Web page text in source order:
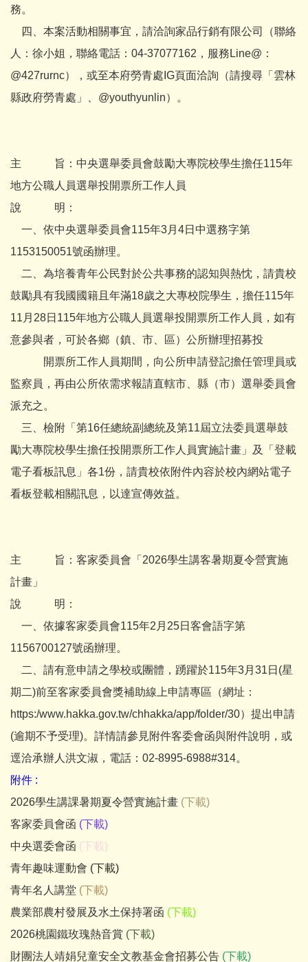
務。
四、本案活動相關事宜，請洽詢家品行銷有限公司（聯絡
人：徐小姐，聯絡電話：04-37077162，服務Line@：
@427rurnc），或至本府勞青處IG頁面洽詢（請搜尋「雲林
縣政府勞青處」、@youthyunlin）。
主 旨：中央選舉委員會鼓勵大專院校學生擔任115年
地方公職人員選舉投開票所工作人員
說 明：
一、依中央選舉委員會115年3月4日中選務字第
1153150051號函辦理。
二、為培養青年公民對於公共事務的認知與熱忱，請貴校
鼓勵具有我國國籍且年滿18歲之大專校院學生，擔任115年
11月28日115年地方公職人員選舉投開票所工作人員，如有
意參與者，可於各鄉（鎮、市、區）公所辦理招募投
開票所工作人員期間，向公所申請登記擔任管理員或
監察員，再由公所依需求報請直轄市、縣（市）選舉委員會
派充之。
三、檢附「第16任總統副總統及第11屆立法委員選舉鼓
勵大專院校學生擔任投開票所工作人員實施計畫」及「登載
電子看板訊息」各1份，請貴校依附件內容於校內網站電子
看板登載相關訊息，以達宣傳效益。
主 旨：客家委員會「2026學生講客暑期夏令營實施
計畫」
說 明：
一、依據客家委員會115年2月25日客會語字第
1156700127號函辦理。
二、請有意申請之學校或團體，踴躍於115年3月31日(星
期二)前至客家委員會獎補助線上申請專區（網址：
https:/www.hakka.gov.tw/chhakka/app/folder/30）提出申請
(逾期不予受理)。詳情請參見附件客委會函與附件說明，或
逕洽承辦人洪文淑，電話：02-8995-6988#314。
附件 :
2026學生講課暑期夏令營實施計畫 (下載)
客家委員會函 (下載)
中央選委會函 (下載)
青年趣味運動會 (下載)
青年名人講堂 (下載)
農業部農村發展及水土保持署函 (下載)
2026桃園鐵玫瑰熱音賞 (下載)
財團法人靖娟兒童安全文教基金會招募公告 (下載)